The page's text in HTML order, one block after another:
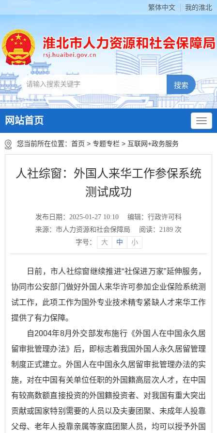
繁体中文 我的淮北
网站首页
您当前所在位置： 首页 > 专题专栏 > 互联网+政务服务
人社综窗：外国人来华工作参保系统
测试成功
发布日期：2025-01-27 10:10
编辑：行政许可科
来源：市人力资源和社会保障局
阅读： 2189 次
字号：
大 中 小
日前，市人社综窗继续推进“社保进万家”延伸服务，
协同市公安部门做好外国人来华许可参加企业保险系统测
试工作，此项工作为国外专业技术精专紧缺人才来华工作
提供了有力保障。
自2004年8月外交部发布施行《外国人在中国永久居
留审批管理办法》后，即标志着我国外国人永久居留管理
制度正式建立。外国人在中国永久居留审批管理办法的实
施，对在中国有关单位任职的外国籍高层次人才，在中国
有较高数额直接投资的外国籍投资者、对我国有重大突出
贡献或国家特别需要的人员以及夫妻团聚、未成年人投靠
父母、老年人投靠亲属等家庭团聚人员，均可以授予外国